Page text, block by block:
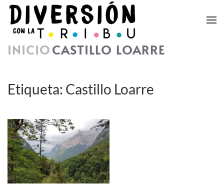
Skip to main content
INICIOCASTILLO LOARRE
Etiqueta: Castillo Loarre